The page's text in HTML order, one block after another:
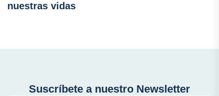
nuestras vidas
Suscríbete a nuestro Newsletter